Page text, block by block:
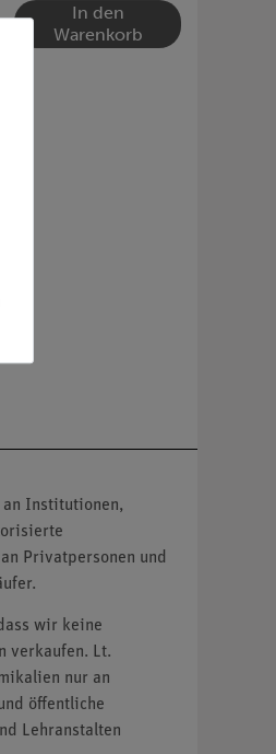
In den
Warenkorb
an Institutionen,
Privatpersonen und
wir keine
verkaufen. Lt.
nur an
öffentliche
Lehranstalten